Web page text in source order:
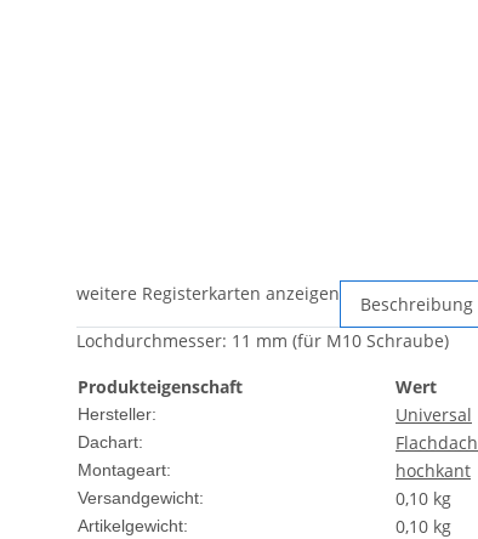
weitere Registerkarten anzeigen Beschreibung
Lochdurchmesser: 11 mm (für M10 Schraube)
Produkteigenschaft
Wert
Hersteller: Universal
Dachart: Flachdach
Montageart: hochkant
Versandgewicht: 0,10 kg
Artikelgewicht: 0,10 kg